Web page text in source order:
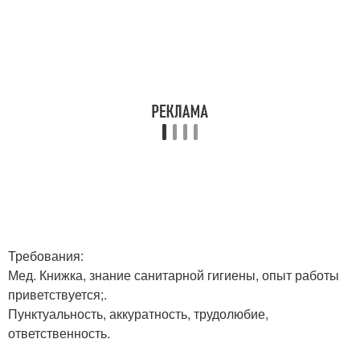
Требования:
Мед. Книжка, знание санитарной гигиены, опыт работы
приветствуется;.
Пунктуальность, аккуратность, трудолюбие,
ответственность.